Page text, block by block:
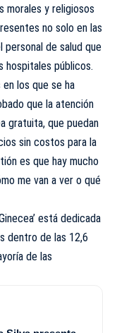
morales y religiosos
no solo en las
personal de salud que
hospitales públicos.
en los que se ha
que la atención
gratuita, que puedan
sin costos para la
es que hay mucho
me van a ver o qué
está dedicada
dentro de las 12,6
de las